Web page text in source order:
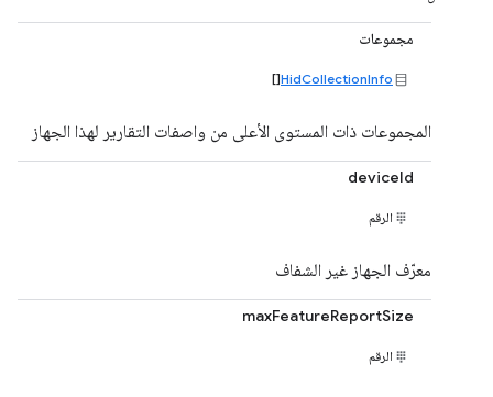
مجموعات
HidCollectionInfo
[]
المجموعات ذات المستوى الأعلى من واصفات التقارير لهذا الجهاز
deviceId
الرقم
معرّف الجهاز غير الشفاف
maxFeatureReportSize
الرقم